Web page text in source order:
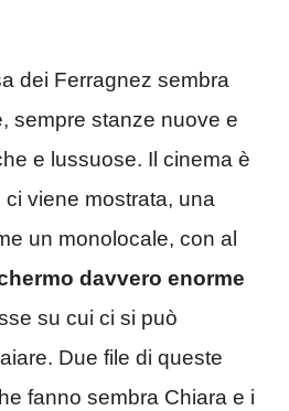
dei Ferragnez sembra
sempre stanze nuove e
e lussuose. Il cinema è
ci viene mostrata, una
un monolocale, con al
davvero enorme
su cui ci si può
Due file di queste
fanno sembra Chiara e i